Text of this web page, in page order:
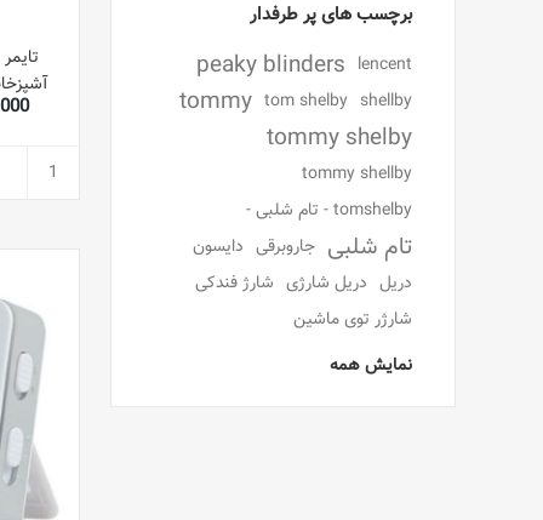
کمک
برچسب های پر طرفدار
lencent
peaky blinders
shellby
tom shelby
tommy
tommy shelby
tommy shellby
tomshelby - تام شلبی -
تام شلبی جاروبرقی دایسون
دریل دریل شارژی شارژ فندکی
شارژر توی ماشین
نمایش همه